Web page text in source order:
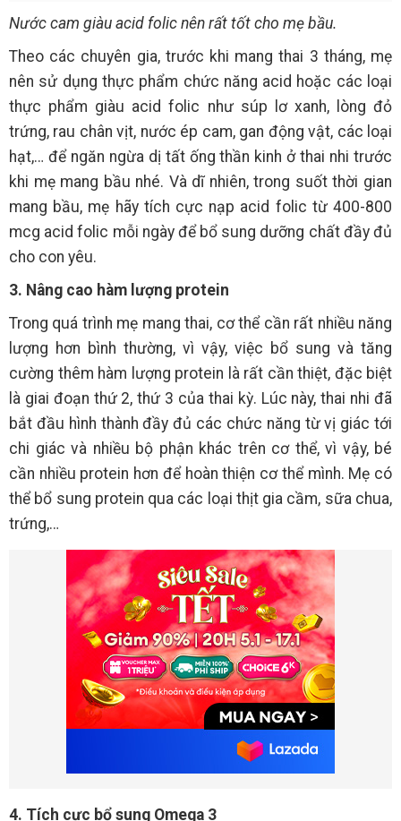
Nước cam giàu acid folic nên rất tốt cho mẹ bầu.
Theo các chuyên gia, trước khi mang thai 3 tháng, mẹ
nên sử dụng thực phẩm chức năng acid hoặc các loại
thực phẩm giàu acid folic như súp lơ xanh, lòng đỏ
trứng, rau chân vịt, nước ép cam, gan động vật, các loại
hạt,… để ngăn ngừa dị tất ống thần kinh ở thai nhi trước
khi mẹ mang bầu nhé. Và dĩ nhiên, trong suốt thời gian
mang bầu, mẹ hãy tích cực nạp acid folic từ 400-800
mcg acid folic mỗi ngày để bổ sung dưỡng chất đầy đủ
cho con yêu.
3. Nâng cao hàm lượng protein
Trong quá trình mẹ mang thai, cơ thể cần rất nhiều năng
lượng hơn bình thường, vì vậy, việc bổ sung và tăng
cường thêm hàm lượng protein là rất cần thiệt, đặc biệt
là giai đoạn thứ 2, thứ 3 của thai kỳ. Lúc này, thai nhi đã
bắt đầu hình thành đầy đủ các chức năng từ vị giác tới
chi giác và nhiều bộ phận khác trên cơ thể, vì vậy, bé
cần nhiều protein hơn để hoàn thiện cơ thể mình. Mẹ có
thể bổ sung protein qua các loại thịt gia cầm, sữa chua,
trứng,…
4. Tích cực bổ sung Omega 3